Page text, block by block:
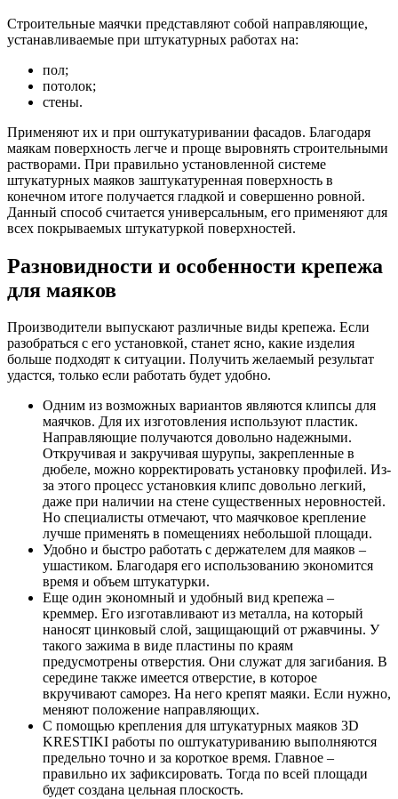
Строительные маячки представляют собой направляющие,
устанавливаемые при штукатурных работах на:
пол;
потолок;
стены.
Применяют их и при оштукатуривании фасадов. Благодаря
маякам поверхность легче и проще выровнять строительными
растворами. При правильно установленной системе
штукатурных маяков заштукатуренная поверхность в
конечном итоге получается гладкой и совершенно ровной.
Данный способ считается универсальным, его применяют для
всех покрываемых штукатуркой поверхностей.
Разновидности и особенности крепежа
для маяков
Производители выпускают различные виды крепежа. Если
разобраться с его установкой, станет ясно, какие изделия
больше подходят к ситуации. Получить желаемый результат
удастся, только если работать будет удобно.
Одним из возможных вариантов являются клипсы для
маячков. Для их изготовления используют пластик.
Направляющие получаются довольно надежными.
Откручивая и закручивая шурупы, закрепленные в
дюбеле, можно корректировать установку профилей. Из-
за этого процесс установкия клипс довольно легкий,
даже при наличии на стене существенных неровностей.
Но специалисты отмечают, что маячковое крепление
лучше применять в помещениях небольшой площади.
Удобно и быстро работать с держателем для маяков –
ушастиком. Благодаря его использованию экономится
время и объем штукатурки.
Еще один экономный и удобный вид крепежа –
креммер. Его изготавливают из металла, на который
наносят цинковый слой, защищающий от ржавчины. У
такого зажима в виде пластины по краям
предусмотрены отверстия. Они служат для загибания. В
середине также имеется отверстие, в которое
вкручивают саморез. На него крепят маяки. Если нужно,
меняют положение направляющих.
С помощью крепления для штукатурных маяков 3D
KRESTIKI работы по оштукатуриванию выполняются
предельно точно и за короткое время. Главное –
правильно их зафиксировать. Тогда по всей площади
будет создана цельная плоскость.